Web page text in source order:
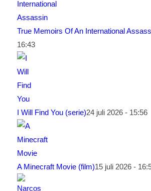
True Memoirs Of An International
16:43
I Will Find You (serie)24 juli 2026 - 15:56
A Minecraft Movie (film)15 juli 2026 -